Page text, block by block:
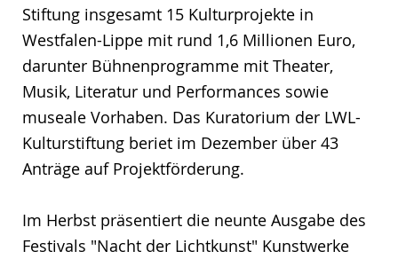
Stiftung insgesamt 15 Kulturprojekte in
Westfalen-Lippe mit rund 1,6 Millionen Euro,
darunter Bühnenprogramme mit Theater,
Musik, Literatur und Performances sowie
museale Vorhaben. Das Kuratorium der LWL-
Kulturstiftung beriet im Dezember über 43
Anträge auf Projektförderung.
Im Herbst präsentiert die neunte Ausgabe des
Festivals "Nacht der Lichtkunst" Kunstwerke